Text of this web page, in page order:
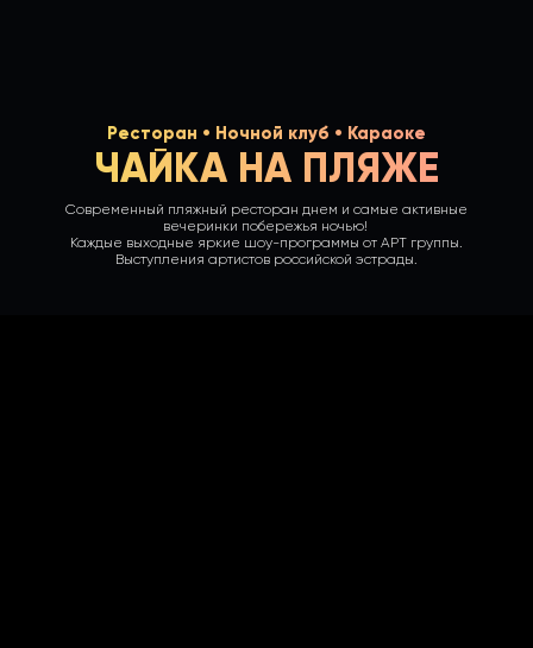
Ресторан • Ночной клуб • Караоке
ЧАЙКА НА ПЛЯЖЕ
Современный пляжный ресторан днем и самые активные
вечеринки побережья ночью!
Каждые выходные яркие шоу-программы от АРТ группы.
Выступления артистов российской эстрады.